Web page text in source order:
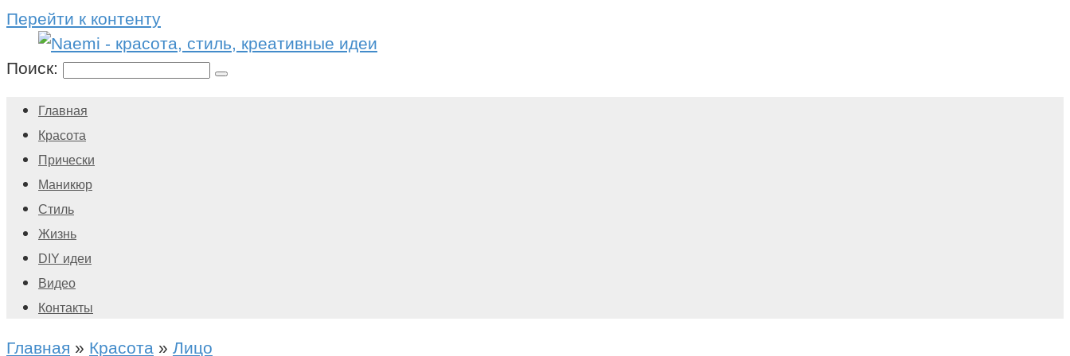
Перейти к контенту
Поиск:
Главная
Красота
Прически
Маникюр
Стиль
Жизнь
DIY идеи
Видео
Контакты
Главная » Красота » Лицо